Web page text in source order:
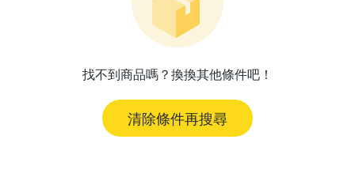
找不到商品嗎？換換其他條件吧！
清除條件再搜尋